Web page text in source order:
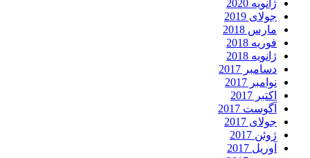
ژانویه 2020
جولای 2019
مارس 2018
فوریه 2018
ژانویه 2018
دسامبر 2017
نوامبر 2017
اکتبر 2017
آگوست 2017
جولای 2017
ژوئن 2017
آوریل 2017